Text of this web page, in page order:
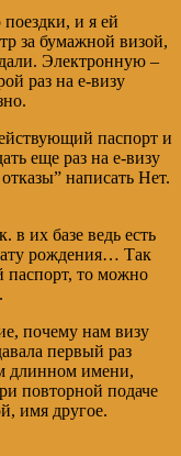
и я ей
за бумажной визой,
Электронную –
раз на е-визу
паспорт и
еще раз на е-визу
написать Нет.
в их базе ведь есть
рождения… Так
паспорт, то можно
почему нам визу
первый раз
длинном имени,
повторной подаче
имя другое.